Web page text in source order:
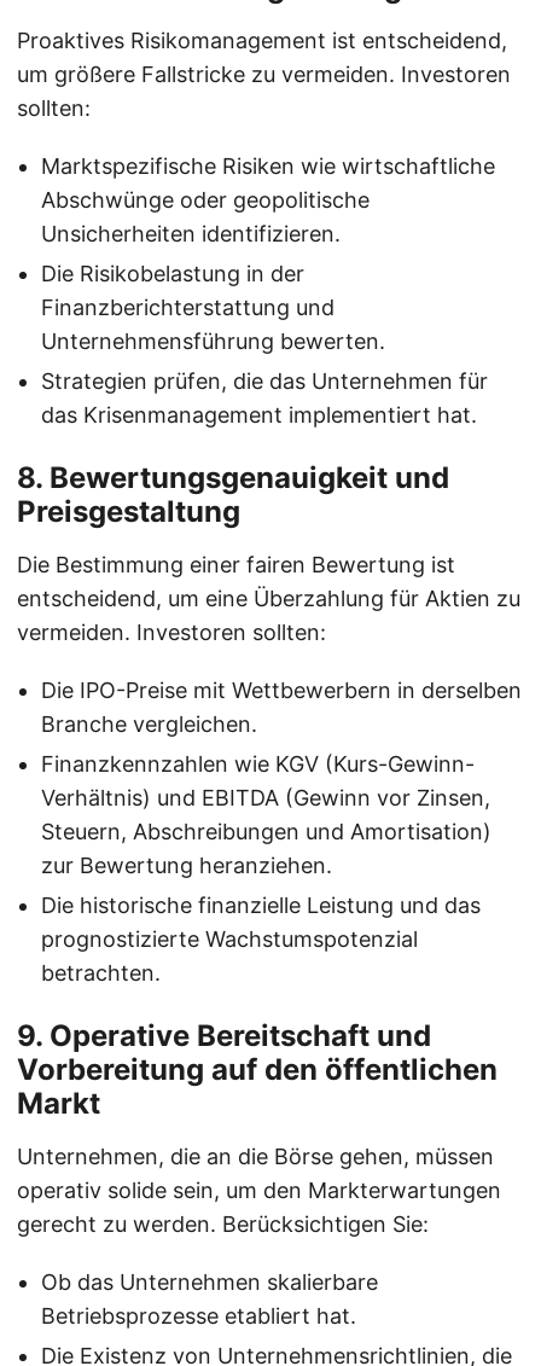
Proaktives Risikomanagement ist entscheidend,
um größere Fallstricke zu vermeiden. Investoren
sollten:
Marktspezifische Risiken wie wirtschaftliche
Abschwünge oder geopolitische
Unsicherheiten identifizieren.
Die Risikobelastung in der
Finanzberichterstattung und
Unternehmensführung bewerten.
Strategien prüfen, die das Unternehmen für
das Krisenmanagement implementiert hat.
8. Bewertungsgenauigkeit und
Preisgestaltung
Die Bestimmung einer fairen Bewertung ist
entscheidend, um eine Überzahlung für Aktien zu
vermeiden. Investoren sollten:
Die IPO-Preise mit Wettbewerbern in derselben
Branche vergleichen.
Finanzkennzahlen wie KGV (Kurs-Gewinn-
Verhältnis) und EBITDA (Gewinn vor Zinsen,
Steuern, Abschreibungen und Amortisation)
zur Bewertung heranziehen.
Die historische finanzielle Leistung und das
prognostizierte Wachstumspotenzial
betrachten.
9. Operative Bereitschaft und
Vorbereitung auf den öffentlichen
Markt
Unternehmen, die an die Börse gehen, müssen
operativ solide sein, um den Markterwartungen
gerecht zu werden. Berücksichtigen Sie:
Ob das Unternehmen skalierbare
Betriebsprozesse etabliert hat.
Die Existenz von Unternehmensrichtlinien, die